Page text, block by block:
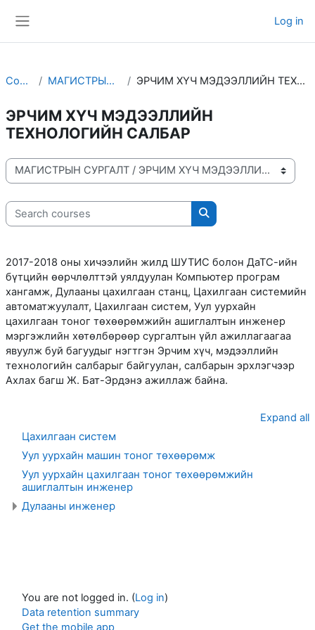
Log in
Courses МАГИСТРЫН СУРГАЛТ ЭРЧИМ ХҮЧ МЭДЭЭЛЛИЙН ТЕХНОЛОГИЙН САЛБАР
ЭРЧИМ ХҮЧ МЭДЭЭЛЛИЙН
ТЕХНОЛОГИЙН САЛБАР
Course categories
Search courses
Search courses
2017-2018 оны хичээлийн жилд ШУТИС болон ДаТС-ийн
бүтцийн өөрчлөлттэй уялдуулан Компьютер програм
хангамж, Дулааны цахилгаан станц, Цахилгаан системийн
автоматжуулалт, Цахилгаан систем, Уул уурхайн
цахилгаан тоног төхөөрөмжийн ашиглалтын инженер
мэргэжлийн хөтөлбөрөөр сургалтын үйл ажиллагаагаа
явуулж буй багуудыг нэгтгэн Эрчим хүч, мэдээллийн
технологийн салбарыг байгуулан, салбарын эрхлэгчээр
Ахлах багш Ж. Бат-Эрдэнэ ажиллаж байна.
Expand all
Цахилгаан систем
Уул уурхайн машин тоног төхөөрөмж
Уул уурхайн цахилгаан тоног төхөөрөмжийн
ашиглалтын инженер
Дулааны инженер
You are not logged in. (Log in)
Data retention summary
Get the mobile app